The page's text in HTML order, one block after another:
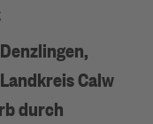
Calw
durch